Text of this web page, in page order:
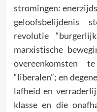
stromingen:
geloofsbelijdenis
revolutie
marxistische
“liberalen”; en
lafheid en
klasse en die